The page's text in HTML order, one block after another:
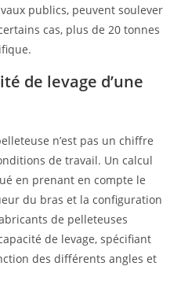
publics, peuvent soulever
cas, plus de 20 tonnes
de levage d’une
n’est pas un chiffre
de travail. Un calcul
en prenant en compte le
du bras et la configuration
de pelleteuses
de levage, spécifiant
des différents angles et